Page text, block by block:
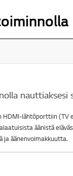
lähtöporttiin (TV
äänistä
ja äänenvoimakkuutta.